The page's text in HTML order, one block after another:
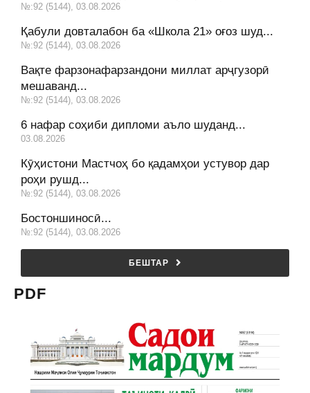
№:92 (5144), 03.08.2026
Қабули довталабон ба «Школа 21» оғоз шуд...
№:92 (5144), 03.08.2026
Вақте фарзонафарзандони миллат арҷгузорӣ
мешаванд...
№:92 (5144), 03.08.2026
6 нафар соҳиби дипломи аъло шуданд...
03.08.2026
Кӯҳистони Мастчоҳ бо қадамҳои устувор дар
роҳи рушд...
№:92 (5144), 03.08.2026
Бостоншиносӣ...
№:92 (5144), 03.08.2026
БЕШТАР
PDF